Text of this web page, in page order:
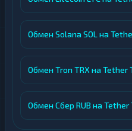
Обмен Solana SOL на
Обмен Tron TRX на Tether
Обмен Сбер RUB на Tether